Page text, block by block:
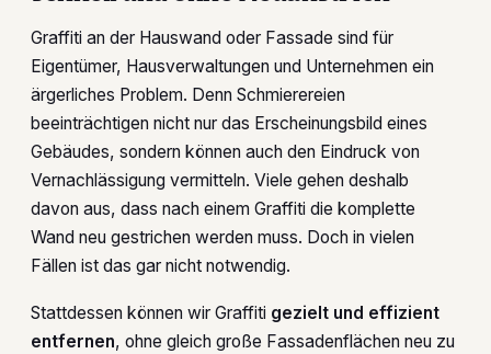
Graffiti an der Hauswand oder Fassade sind für
Eigentümer, Hausverwaltungen und Unternehmen ein
ärgerliches Problem. Denn Schmierereien
beeinträchtigen nicht nur das Erscheinungsbild eines
Gebäudes, sondern können auch den Eindruck von
Vernachlässigung vermitteln. Viele gehen deshalb
davon aus, dass nach einem Graffiti die komplette
Wand neu gestrichen werden muss. Doch in vielen
Fällen ist das gar nicht notwendig.
Stattdessen können wir Graffiti gezielt und effizient
entfernen, ohne gleich große Fassadenflächen neu zu